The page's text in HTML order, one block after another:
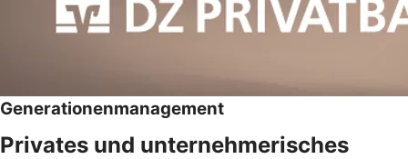
Generationenmanagement
Privates und unternehmerisches